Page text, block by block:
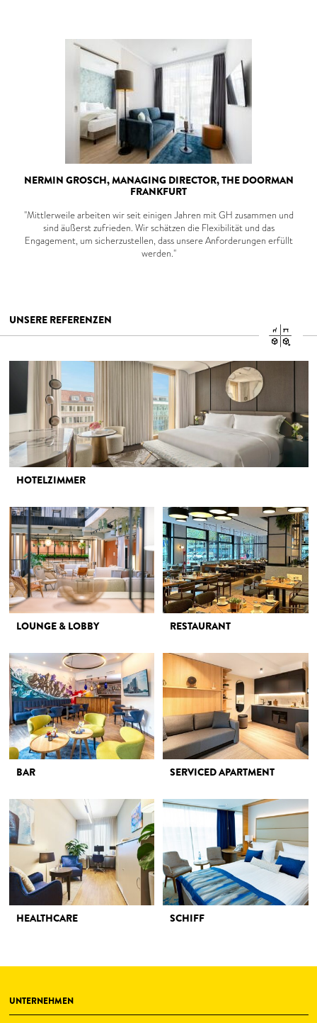
NERMIN GROSCH, MANAGING DIRECTOR, THE DOORMAN
FRANKFURT
"Mittlerweile arbeiten wir seit einigen Jahren mit GH zusammen und
sind äußerst zufrieden. Wir schätzen die Flexibilität und das
Engagement, um sicherzustellen, dass unsere Anforderungen erfüllt
werden."
UNSERE REFERENZEN
HOTELZIMMER
LOUNGE & LOBBY RESTAURANT
BAR SERVICED APARTMENT
HEALTHCARE SCHIFF
UNTERNEHMEN